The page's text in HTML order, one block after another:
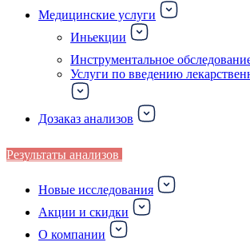
Медицинские услуги
Иньекции
Инструментальное
Услуги по введению
Дозаказ анализов
Результаты анализов
Новые исследования
Акции и скидки
О компании